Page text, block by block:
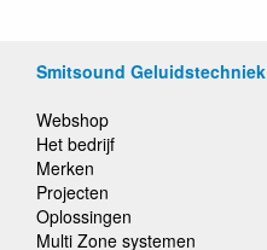
Smitsound Geluidstechniek
Webshop
Het bedrijf
Merken
Projecten
Oplossingen
Multi Zone systemen